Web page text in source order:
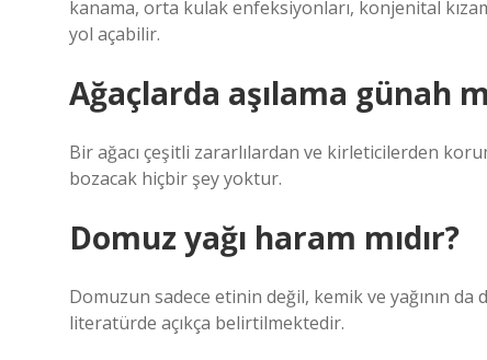
kanama, orta kulak enfeksiyonları, konjenital
yol açabilir.
Ağaçlarda aşılama günah
Bir ağacı çeşitli zararlılardan ve kirleticilerden
bozacak hiçbir şey yoktur.
Domuz yağı haram mıdır?
Domuzun sadece etinin değil, kemik ve yağının
literatürde açıkça belirtilmektedir.